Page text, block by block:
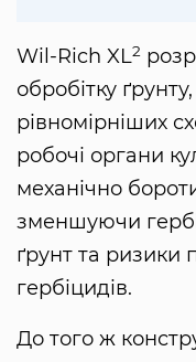
Wil-Rich XL2
обробітку
рівномірніших
робочі органи
механічно
зменшуючи
ґрунт та ризики
гербіцидів.
До того ж